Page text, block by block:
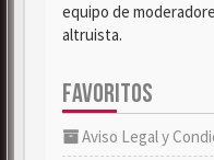
equipo de
altruista.
FAVORITOS
Aviso Legal y